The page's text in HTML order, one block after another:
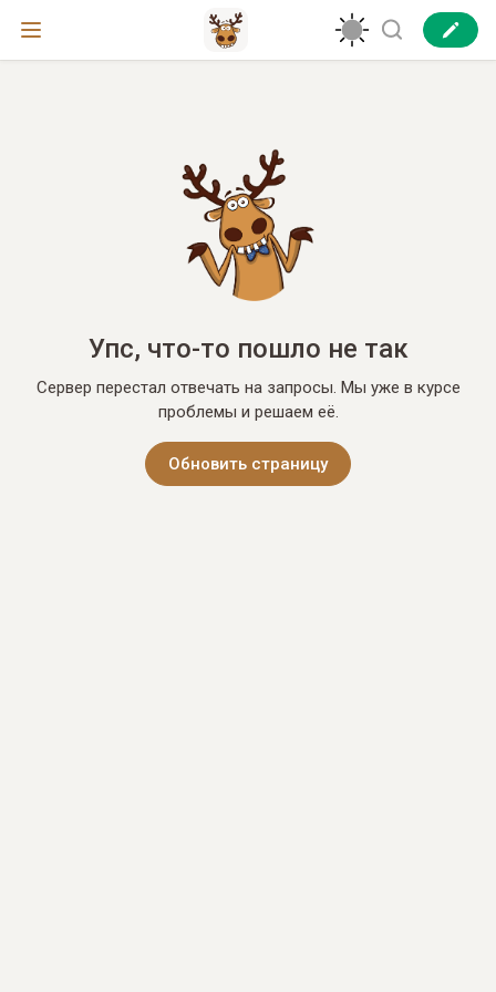
Упс, что-то пошло не так
Сервер перестал отвечать на запросы. Мы уже в курсе
проблемы и решаем её.
Обновить страницу